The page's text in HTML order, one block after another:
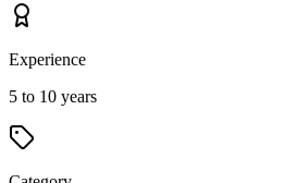
Experience
5 to 10 years